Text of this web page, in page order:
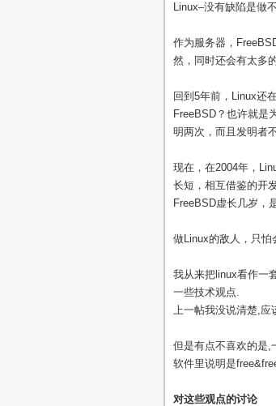
Linux–没有缺陷是做
作为服务器，
然，同时还会有太多
回到5年前，Linux还
FreeBSD？也许就是
明两次，而且发明者
现在，在2004年，
长短，相互借鉴的开
FreeBSD虚长几岁，
做Linux的敌人，只怕
我从来把linux看作一
一些技术观点.
上一帖我没说清楚,应
但是有点不喜欢的是,
软件里说明是
对这些观点的讨论